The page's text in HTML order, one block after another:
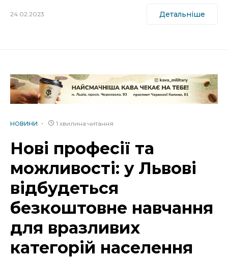
24.02.2023 Детальніше
НОВИНИ 1 хвилина читання
Нові професії та
можливості: у Львові
відбудеться
безкоштовне навчання
для вразливих
категорій населення